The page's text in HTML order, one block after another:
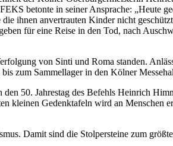
betonte in seiner Ansprache: „Heute
ihnen anvertrauten Kinder nicht
für eine Reise in den Tod, nach
von Sinti und Roma standen.
zum Sammellager in den Kölner
50. Jahrestag des Befehls Heinrich
kleinen Gedenktafeln wird an Menschen
Damit sind die Stolpersteine zum